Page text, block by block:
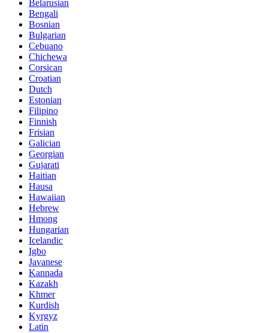
Belarusian
Bengali
Bosnian
Bulgarian
Cebuano
Chichewa
Corsican
Croatian
Dutch
Estonian
Filipino
Finnish
Frisian
Galician
Georgian
Gujarati
Haitian
Hausa
Hawaiian
Hebrew
Hmong
Hungarian
Icelandic
Igbo
Javanese
Kannada
Kazakh
Khmer
Kurdish
Kyrgyz
Latin